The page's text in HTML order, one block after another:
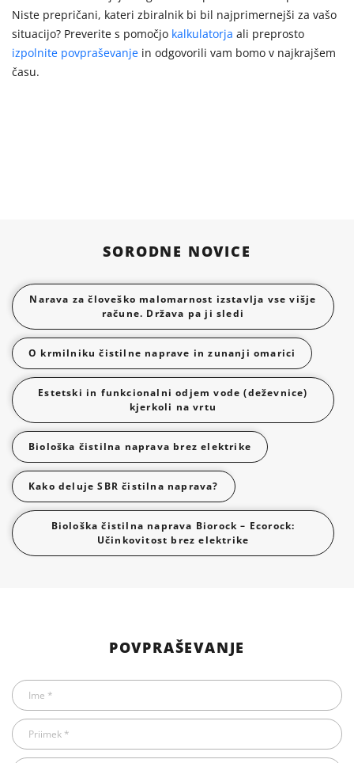
Niste prepričani, kateri zbiralnik bi bil najprimernejši za vašo
situacijo? Preverite s pomočjo kalkulatorja ali preprosto
izpolnite povpraševanje in odgovorili vam bomo v najkrajšem
času.
SORODNE NOVICE
Narava za človeško malomarnost izstavlja vse višje
račune. Država pa ji sledi
O krmilniku čistilne naprave in zunanji omarici
Estetski in funkcionalni odjem vode (deževnice)
kjerkoli na vrtu
Biološka čistilna naprava brez elektrike
Kako deluje SBR čistilna naprava?
Biološka čistilna naprava Biorock – Ecorock:
Učinkovitost brez elektrike
POVPRAŠEVANJE